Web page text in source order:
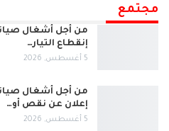
مجتمع
من أجل أشغال
إنقطاع التيار…
5 أغسطس, 2026
من أجل أشغال
إعلان عن نقص أو…
5 أغسطس, 2026